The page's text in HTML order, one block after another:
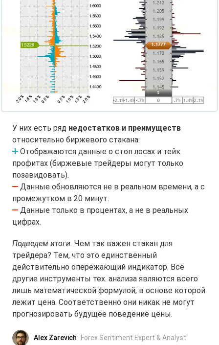
У них есть ряд недостатков и преимуществ
относительно биржевого стакана:
Отображаются данные о стоп лосах и тейк
профитах (биржевые трейдеры могут только
позавидовать).
Данные обновляются не в реальном времени, а с
промежутком в 20 минут.
Данные только в процентах, а не в реальных
цифрах.
Подведем итоги. Чем так важен стакан для
трейдера? Тем, что это единственный
действительно опережающий индикатор. Все
другие инструменты тех. анализа являются всего
лишь математической формулой, в основе которой
лежит цена. Соответственно они никак не могут
прогнозировать будущее поведение цены.
Alex Zarevich Forex Sentiment Expert & Analyst